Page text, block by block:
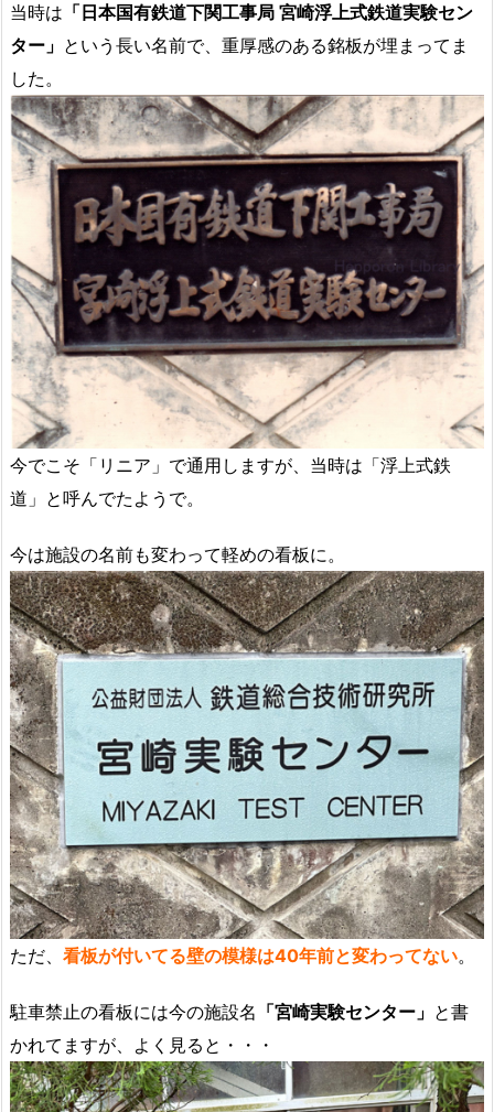
当時は 「日本国有鉄道下関工事局 宮崎浮上式鉄道実験セン
ター」 という長い名前で、重厚感のある銘板が埋まってま
した。
今でこそ「リニア」で通用しますが、当時は「浮上式鉄
道」と呼んでたようで。
今は施設の名前も変わって軽めの看板に。
ただ、 看板が付いてる壁の模様は40年前と変わってない。
駐車禁止の看板には今の施設名 「宮崎実験センター」 と書
かれてますが、よく見ると・・・